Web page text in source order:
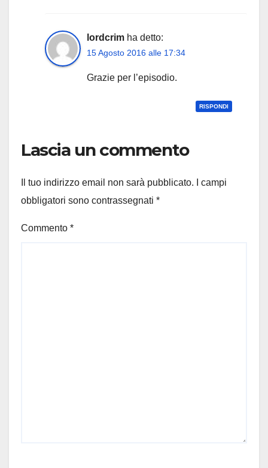
lordcrim ha detto:
15 Agosto 2016 alle 17:34
Grazie per l’episodio.
RISPONDI
Lascia un commento
Il tuo indirizzo email non sarà pubblicato.
I campi
obbligatori sono contrassegnati *
Commento *